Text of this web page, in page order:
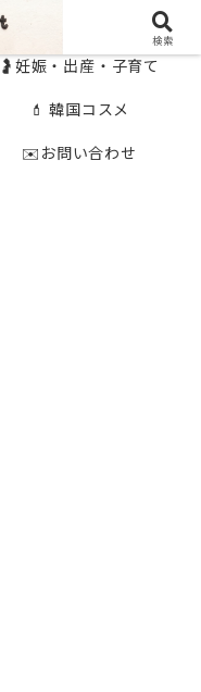
🤰妊娠・出産・子育て
💄 韓国コスメ
✉️お問い合わせ
検索